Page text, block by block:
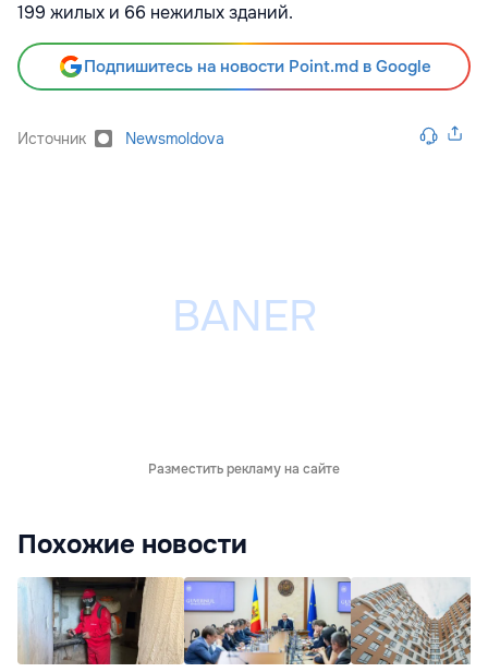
199 жилых и 66 нежилых зданий.
Подпишитесь на новости Point.md в Google
Источник Newsmoldova
Разместить рекламу на сайте
Похожие новости